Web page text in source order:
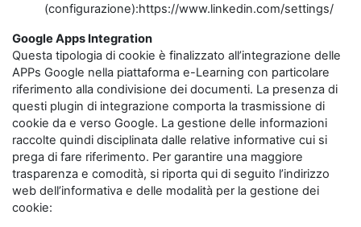
(configurazione):https://www.linkedin.com/settings/
Google Apps Integration
Questa tipologia di cookie è finalizzato all’integrazione delle
APPs Google nella piattaforma e-Learning con particolare
riferimento alla condivisione dei documenti. La presenza di
questi plugin di integrazione comporta la trasmissione di
cookie da e verso Google. La gestione delle informazioni
raccolte quindi disciplinata dalle relative informative cui si
prega di fare riferimento. Per garantire una maggiore
trasparenza e comodità, si riporta qui di seguito l’indirizzo
web dell’informativa e delle modalità per la gestione dei
cookie: